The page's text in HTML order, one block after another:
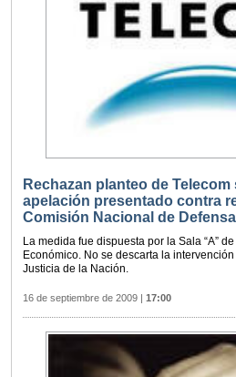
Rechazan planteo de
apelación presentado contra
Comisión Nacional de
La medida fue dispuesta por la Sala “A”
Económico. No se descarta la
Justicia de la Nación.
16 de septiembre de 2009 | 17:00